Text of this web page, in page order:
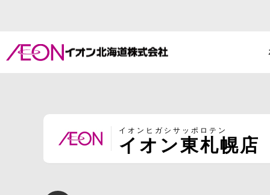
イオンヒガシサッポロテン
イオン東札幌店